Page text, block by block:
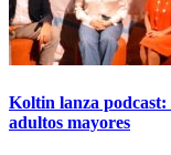
Koltin lanza podcast:
adultos mayores